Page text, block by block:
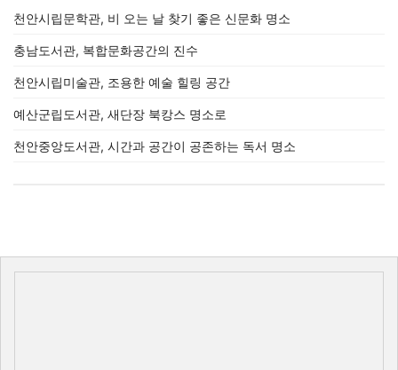
천안시립문학관, 비 오는 날 찾기 좋은 신문화 명소
충남도서관, 복합문화공간의 진수
천안시립미술관, 조용한 예술 힐링 공간
예산군립도서관, 새단장 북캉스 명소로
천안중앙도서관, 시간과 공간이 공존하는 독서 명소